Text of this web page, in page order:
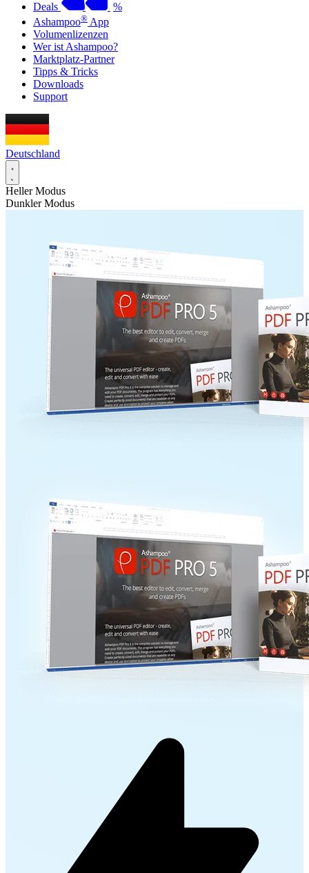
Deals
%
Ashampoo® App
Volumenlizenzen
Wer ist Ashampoo?
Marktplatz-Partner
Tipps & Tricks
Downloads
Support
Deutschland
Heller Modus
Dunkler Modus